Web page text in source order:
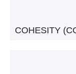
COHESITY